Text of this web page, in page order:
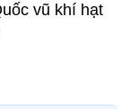
vũ khí hạt